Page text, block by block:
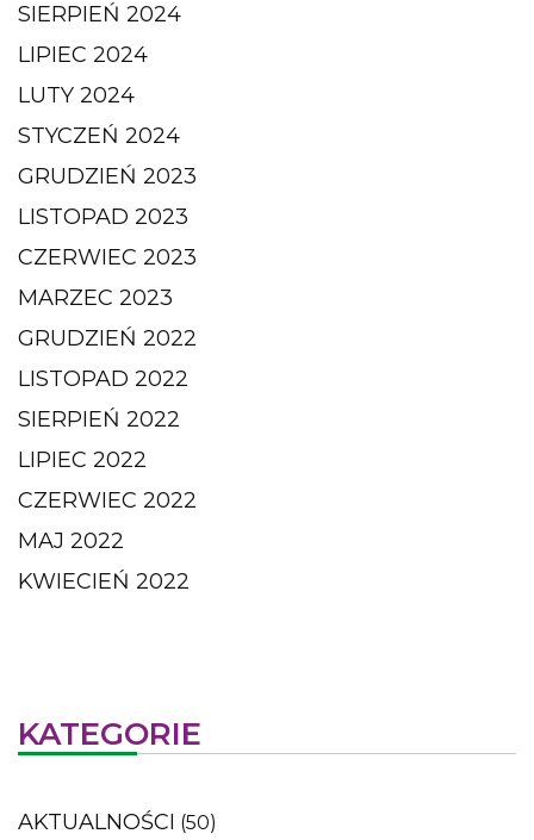
SIERPIEŃ 2024
LIPIEC 2024
LUTY 2024
STYCZEŃ 2024
GRUDZIEŃ 2023
LISTOPAD 2023
CZERWIEC 2023
MARZEC 2023
GRUDZIEŃ 2022
LISTOPAD 2022
SIERPIEŃ 2022
LIPIEC 2022
CZERWIEC 2022
MAJ 2022
KWIECIEŃ 2022
KATEGORIE
AKTUALNOŚCI (50)